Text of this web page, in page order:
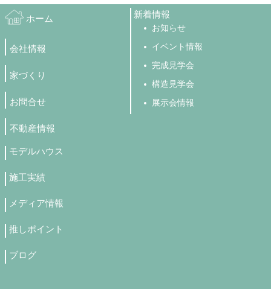
ホーム
会社情報
家づくり
お問合せ
不動産情報
新着情報
お知らせ
イベント情報
完成見学会
構造見学会
展示会情報
モデルハウス
施工実績
メディア情報
推しポイント
ブログ